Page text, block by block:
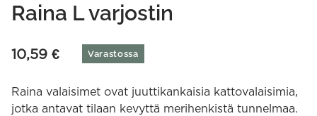
Raina L varjostin
10,59 € Varastossa
Raina valaisimet ovat juuttikankaisia kattovalaisimia,
jotka antavat tilaan kevyttä merihenkistä tunnelmaa.